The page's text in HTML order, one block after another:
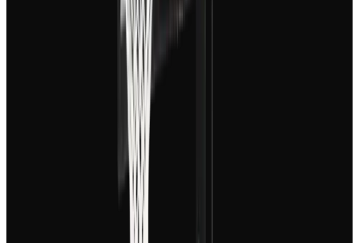
Combien coûte la création d'une vidéo motion graphics ?
Le coût en crédits dépend de la complexité et de la
durée de la génération. Chaque vidéo générée
consomme un certain nombre de crédits définis dans
votre plan. Les utilisateurs gratuits disposent d'un
nombre limité de crédits pour tester l'outil, tandis que
nos plans premium offrent une allocation mensuelle
plus importante pour les créateurs réguliers.
Puis-je utiliser les vidéos générées à des fins commerciales ?